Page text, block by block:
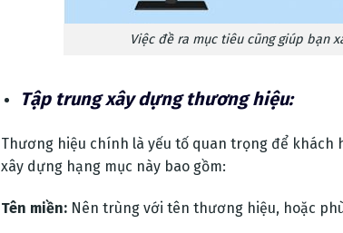
Việc đề ra mục tiêu cũng giúp bạn
Tập trung xây dựng thương hiệu:
Thương hiệu chính là yếu tố quan trọng để khách
xây dựng hạng mục này bao gồm:
Tên miền: Nên trùng với tên thương hiệu, hoặc